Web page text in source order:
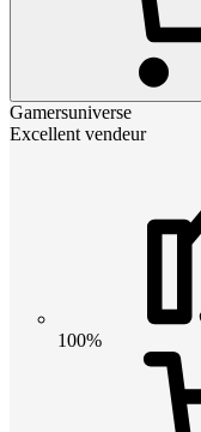
Gamersuniverse
Excellent vendeur
100%